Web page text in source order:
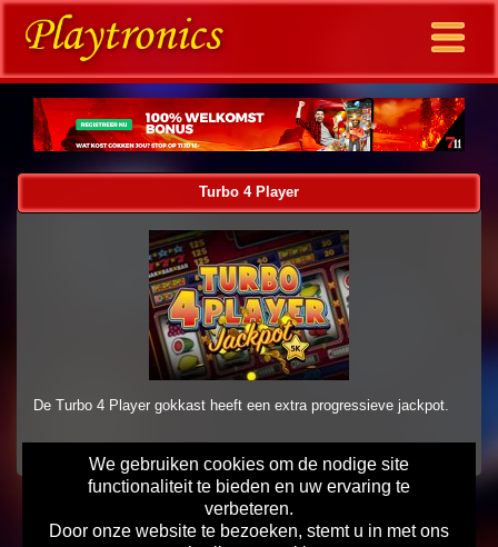
We gebruiken cookies om de nodige site
functionaliteit te bieden en uw ervaring te
verbeteren.
Door onze website te bezoeken, stemt u in met ons
Turbo 4 Player
De Turbo 4 Player gokkast heeft een extra progressieve jackpot.
Home Disclaimer
Gok Info